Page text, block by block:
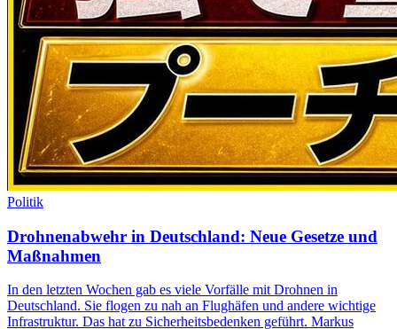
Politik
Drohnenabwehr in Deutschland: Neue Gesetze und
Maßnahmen
In den letzten Wochen gab es viele Vorfälle mit Drohnen in
Deutschland. Sie flogen zu nah an Flughäfen und andere wichtige
Infrastruktur. Das hat zu Sicherheitsbedenken geführt. Markus